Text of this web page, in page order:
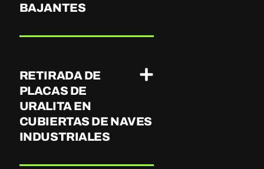
BAJANTES
RETIRADA DE
PLACAS DE
URALITA EN
CUBIERTAS DE NAVES
INDUSTRIALES